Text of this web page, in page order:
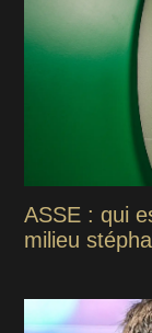
ASSE : qui
milieu